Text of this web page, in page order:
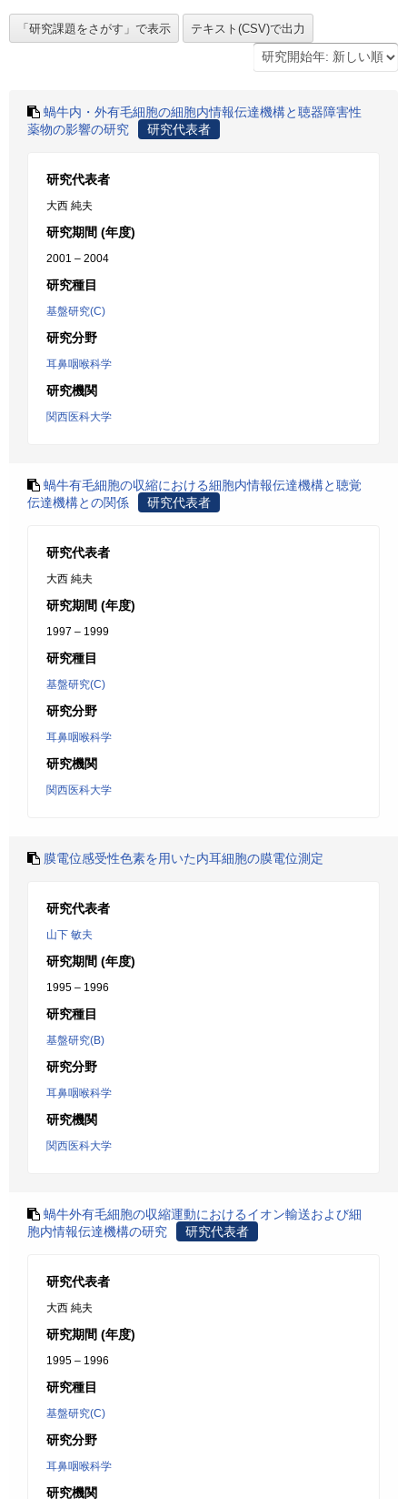
蝸牛内・外有毛細胞の細胞内情報伝達機構と聴器障害性
薬物の影響の研究
研究代表者
研究代表者
大西 純夫
研究期間 (年度)
2001 – 2004
研究種目
基盤研究(C)
研究分野
耳鼻咽喉科学
研究機関
関西医科大学
蝸牛有毛細胞の収縮における細胞内情報伝達機構と聴覚
伝達機構との関係
研究代表者
研究代表者
大西 純夫
研究期間 (年度)
1997 – 1999
研究種目
基盤研究(C)
研究分野
耳鼻咽喉科学
研究機関
関西医科大学
膜電位感受性色素を用いた内耳細胞の膜電位測定
研究代表者
山下 敏夫
研究期間 (年度)
1995 – 1996
研究種目
基盤研究(B)
研究分野
耳鼻咽喉科学
研究機関
関西医科大学
蝸牛外有毛細胞の収縮運動におけるイオン輸送および細
胞内情報伝達機構の研究
研究代表者
研究代表者
大西 純夫
研究期間 (年度)
1995 – 1996
研究種目
基盤研究(C)
研究分野
耳鼻咽喉科学
研究機関